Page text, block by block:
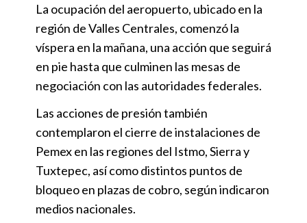
La ocupación del aeropuerto, ubicado en la
región de Valles Centrales, comenzó la
víspera en la mañana, una acción que seguirá
en pie hasta que culminen las mesas de
negociación con las autoridades federales.
Las acciones de presión también
contemplaron el cierre de instalaciones de
Pemex en las regiones del Istmo, Sierra y
Tuxtepec, así como distintos puntos de
bloqueo en plazas de cobro, según indicaron
medios nacionales.